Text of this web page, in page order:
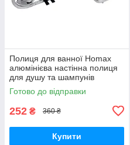
Полиця для ванної Homax
алюмінієва настінна полиця
для душу та шампунів
органайзер у ванну (EBA-
3178 AL)
Готово до відправки
252 ₴ 360 ₴
Купити